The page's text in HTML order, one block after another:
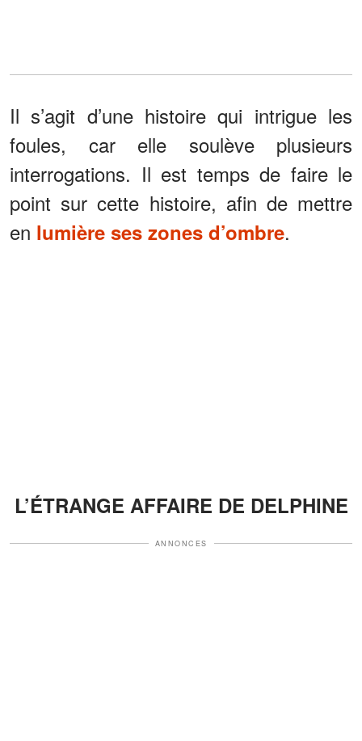
Il s’agit d’une histoire qui intrigue les
foules, car elle soulève plusieurs
interrogations. Il est temps de faire le
point sur cette histoire, afin de mettre
en lumière ses zones d’ombre.
L’ÉTRANGE AFFAIRE DE DELPHINE
ANNONCES